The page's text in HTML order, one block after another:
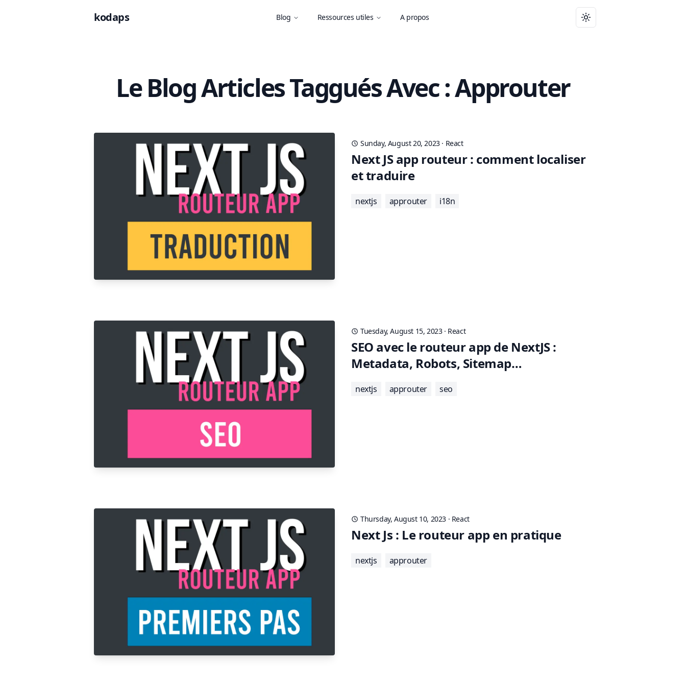
kodaps Blog Ressources utiles A propos Toggle theme
Le Blog Articles Taggués Avec : Approuter
Sunday, August 20, 2023 · React
Next JS app routeur : comment localiser
et traduire
nextjs approuter i18n
Tuesday, August 15, 2023 · React
SEO avec le routeur app de NextJS :
Metadata, Robots, Sitemap…
nextjs approuter seo
Thursday, August 10, 2023 · React
Next Js : Le routeur app en pratique
nextjs approuter